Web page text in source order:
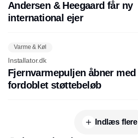
Andersen & Heegaard får ny
international ejer
Varme & Køl
Installator.dk
Fjernvarmepuljen åbner med
fordoblet støttebeløb
Indlæs flere